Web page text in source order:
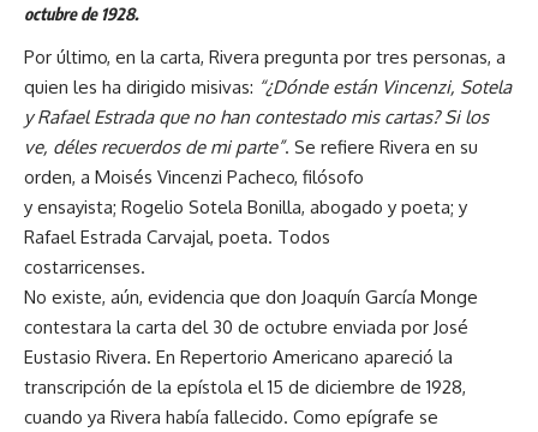
octubre de 1928.
Por último, en la carta, Rivera pregunta por tres personas, a
quien les ha dirigido misivas: “¿Dónde están Vincenzi, Sotela
y Rafael Estrada que no han contestado mis cartas? Si los
ve, déles recuerdos de mi parte”. Se refiere Rivera en su
orden, a Moisés Vincenzi Pacheco, filósofo
y ensayista; Rogelio Sotela Bonilla, abogado y poeta; y
Rafael Estrada Carvajal, poeta. Todos
costarricenses.
No existe, aún, evidencia que don Joaquín García Monge
contestara la carta del 30 de octubre enviada por José
Eustasio Rivera. En Repertorio Americano apareció la
transcripción de la epístola el 15 de diciembre de 1928,
cuando ya Rivera había fallecido. Como epígrafe se